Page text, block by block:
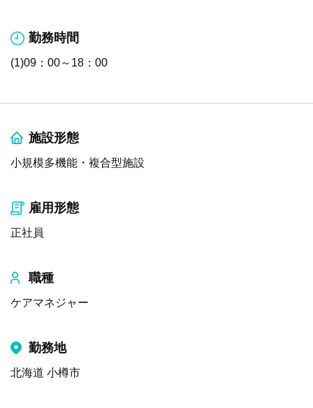
勤務時間
(1)09：00～18：00
施設形態
小規模多機能・複合型施設
雇用形態
正社員
職種
ケアマネジャー
勤務地
北海道 小樽市